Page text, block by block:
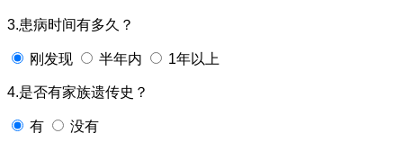
3.患病时间有多久？
刚发现 半年内 1年以上
4.是否有家族遗传史？
有 没有